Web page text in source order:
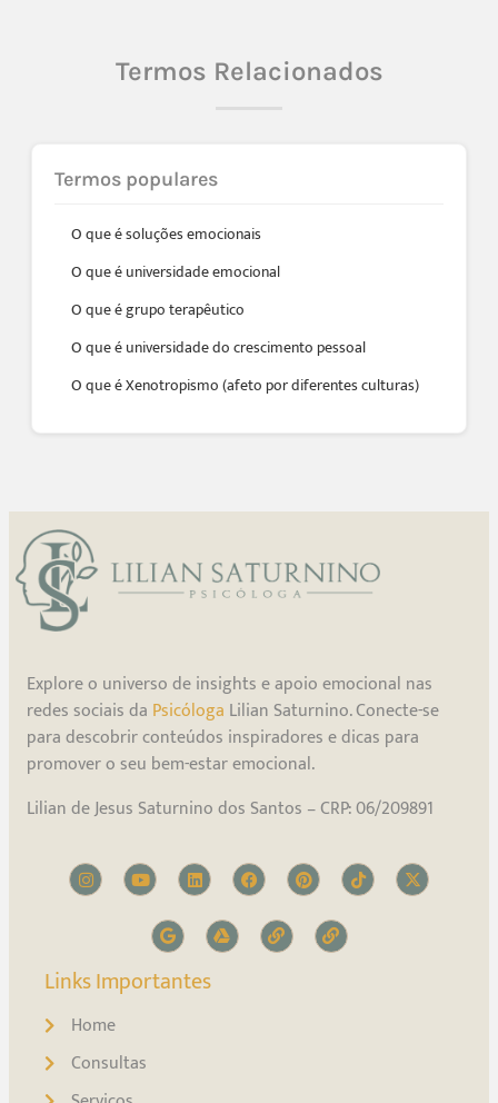
Termos Relacionados
Termos populares
O que é soluções emocionais
O que é universidade emocional
O que é grupo terapêutico
O que é universidade do crescimento pessoal
O que é Xenotropismo (afeto por diferentes culturas)
Explore o universo de insights e apoio emocional nas
redes sociais da Psicóloga Lilian Saturnino. Conecte-se
para descobrir conteúdos inspiradores e dicas para
promover o seu bem-estar emocional.
Lilian de Jesus Saturnino dos Santos – CRP: 06/209891
Links Importantes
Home
Consultas